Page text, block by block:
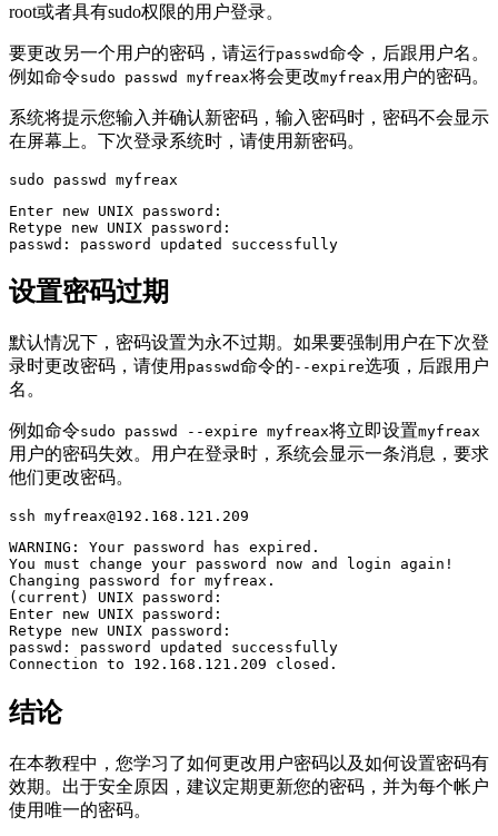
root或者具有sudo权限的用户登录。
要更改另一个用户的密码，请运行passwd命令，后跟用户名。
例如命令sudo passwd myfreax将会更改myfreax 用户的密码。
系统将提示您输入并确认新密码，输入密码时，密码不会显示
在屏幕上。下次登录系统时，请使用新密码。
sudo passwd myfreax
Enter new UNIX password:
Retype new UNIX password:
passwd: password updated successfully
设置密码过期
默认情况下，密码设置为永不过期。如果要强制用户在下次登
录时更改密码，请使用 passwd命令的 --expire选项，后跟用户
名。
例如命令sudo passwd --expire myfreax将立即设置myfreax
用户的密码失效。用户在登录时，系统会显示一条消息，要求
他们更改密码。
ssh myfreax@192.168.121.209
WARNING: Your password has expired.
You must change your password now and login again!
Changing password for myfreax.
(current) UNIX password:
Enter new UNIX password:
Retype new UNIX password:
passwd: password updated successfully
Connection to 192.168.121.209 closed.
结论
在本教程中，您学习了如何更改用户密码以及如何设置密码有
效期。出于安全原因，建议定期更新您的密码，并为每个帐户
使用唯一的密码。